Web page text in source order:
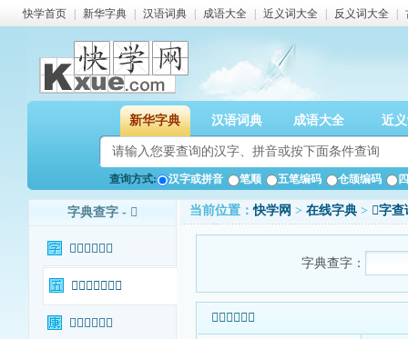
快学首页 新华字典 汉语词典 成语大全 近义词大全 反义词大全
新华字典 汉语词典 成语大全 近
查询方式: 汉字或拼音 笔顺 五笔编码 仓颉编码
字典查字 - 𧭂
𧭂字基本信息
𧭂字输入法查询
𧭂字康熙字典
当前位置：快学网 > 在线字典 > 𧭂字
字典查字：
𧭂字基本信息